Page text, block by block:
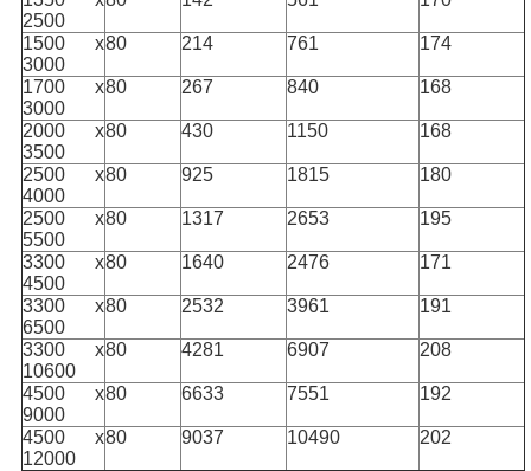
2500
1500 x
3000
80 214 761 174
1700 x
3000
80 267 840 168
2000 x
3500
80 430 1150 168
2500 x
4000
80 925 1815 180
2500 x
5500
80 1317 2653 195
3300 x
4500
80 1640 2476 171
3300 x
6500
80 2532 3961 191
3300 x
10600
80 4281 6907 208
4500 x
9000
80 6633 7551 192
4500 x
12000
80 9037 10490 202